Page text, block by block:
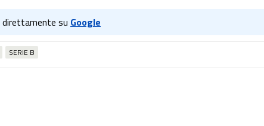
direttamente su Google
SERIE B